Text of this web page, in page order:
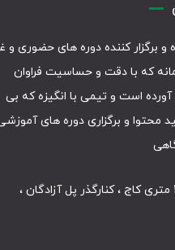
و برگزار کننده دوره های حضوری و
که با دقت و حساسیت فراوان
است و تیمی با انگیزه که بی
محتوا و برگزاری دوره های
کرج ، عظیمیه ، 45 متری کاج ، کنارگذر پل آزادگان ،